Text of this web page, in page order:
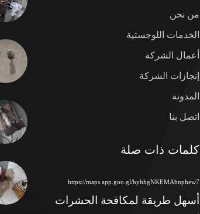
من نحن
الخدمات اللوجستية
أعمال الشركة
إنجازات الشركة
المدونة
اتصل بنا
كلمات ذات صلة
https://maps.app.goo.gl/byhhgNKEMAbnphew7
أسهل طريقة لمكافحة الحشرات